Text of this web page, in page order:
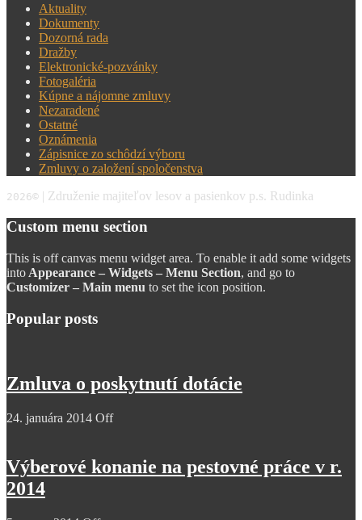
Aktuality
Dokumenty
Dozorná rada
Dražby
Elektronické-pozvánky
Fotogaléria
Kúpne a nájomne zmluvy
Nezaradené
Ostatné
Oznámenia
Zápisnice zo schôdzí výboru
Zmluvy o založení spoločenstva
2026© | Združenie majiteľov lesov a pasienkov p.s. Rudinka
Custom menu section
This is off canvas menu widget area. To enable it add some widgets
into Appearance – Widgets – Menu Section, and go to
Customizer – Main menu to set the icon position.
Popular posts
Zmluva o poskytnutí dotácie
24. januára 2014 Off
Výberové konanie na pestovné práce v r.
2014